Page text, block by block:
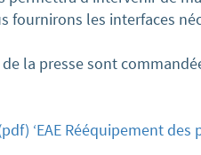
fournirons les interfaces
la presse sont
‘EAE Rééquipement des